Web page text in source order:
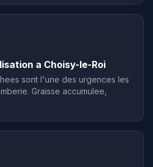
a Choisy-le-Roi
sont l'une des urgences les
Graisse accumulee,